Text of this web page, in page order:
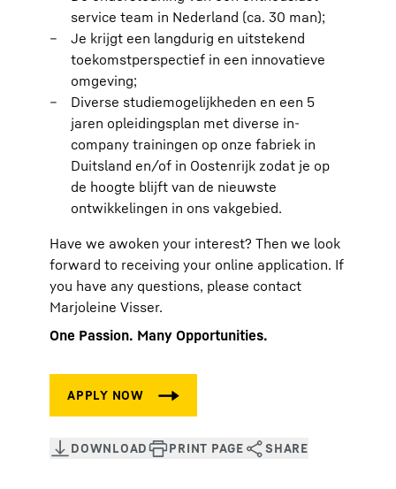
service team in Nederland (ca. 30 man);
Je krijgt een langdurig en uitstekend
toekomstperspectief in een innovatieve
omgeving;
Diverse studiemogelijkheden en een 5
jaren opleidingsplan met diverse in-
company trainingen op onze fabriek in
Duitsland en/of in Oostenrijk zodat je op
de hoogte blijft van de nieuwste
ontwikkelingen in ons vakgebied.
Have we awoken your interest? Then we look
forward to receiving your online application. If
you have any questions, please contact
Marjoleine Visser.
One Passion. Many Opportunities.